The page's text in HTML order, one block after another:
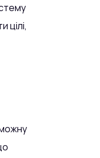
цілі,